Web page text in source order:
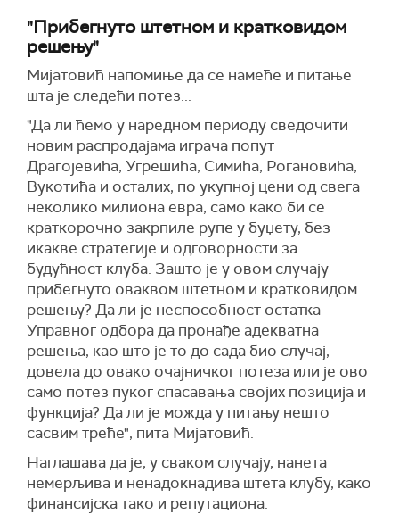
"Прибегнуто штетном и кратковидом
решењу"
Мијатовић напомиње да се намеће и питање
шта је следећи потез...
"Да ли ћемо у наредном периоду сведочити
новим распродајама играча попут
Драгојевића, Угрешића, Симића, Рогановића,
Вукотића и осталих, по укупној цени од свега
неколико милиона евра, само како би се
краткорочно закрпиле рупе у буџету, без
икакве стратегије и одговорности за
будућност клуба. Зашто је у овом случају
прибегнуто оваквом штетном и кратковидом
решењу? Да ли је неспособност остатка
Управног одбора да пронађе адекватна
решења, као што је то до сада био случај,
довела до овако очајничког потеза или је ово
само потез пуког спасавања својих позиција и
функција? Да ли је можда у питању нешто
сасвим треће", пита Мијатовић.
Наглашава да је, у сваком случају, нанета
немерљива и ненадокнадива штета клубу, како
финансијска тако и репутациона.